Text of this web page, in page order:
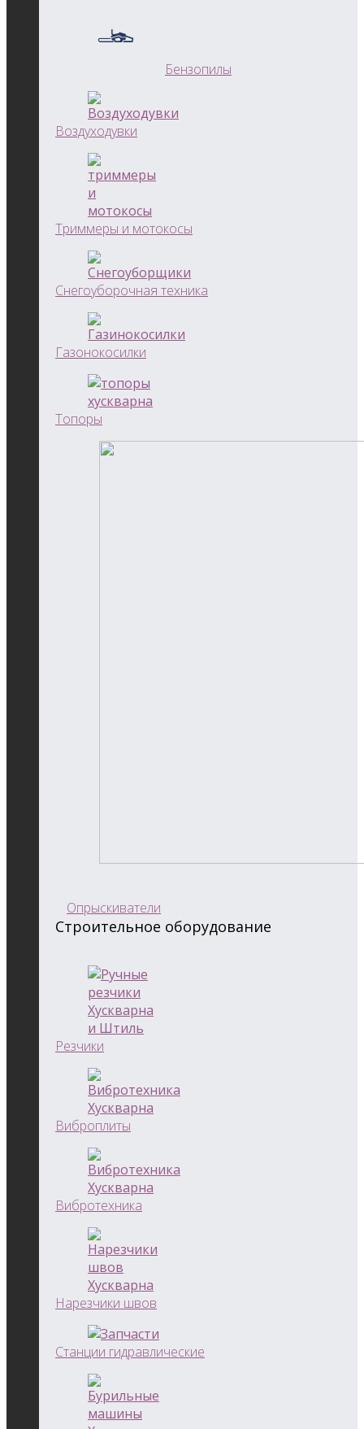
Бензопилы
Воздуходувки
Триммеры и мотокосы
Снегоуборочная техника
Газонокосилки
Топоры
Опрыскиватели
Строительное оборудование
Резчики
Виброплиты
Вибротехника
Нарезчики швов
Станции гидравлические